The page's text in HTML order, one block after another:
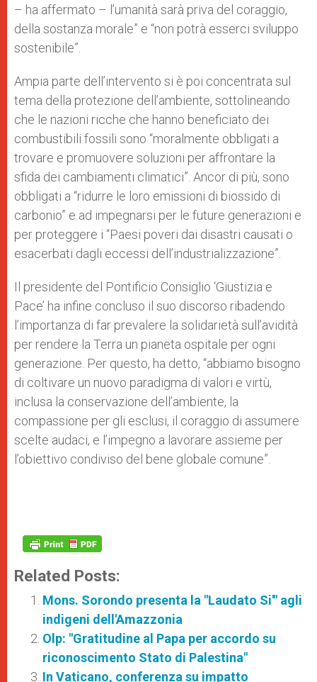
– ha affermato – l’umanità sarà priva del coraggio,
della sostanza morale” e “non potrà esserci sviluppo
sostenibile”.
Ampia parte dell’intervento si è poi concentrata sul
tema della protezione dell’ambiente, sottolineando
che le nazioni ricche che hanno beneficiato dei
combustibili fossili sono “moralmente obbligati a
trovare e promuovere soluzioni per affrontare la
sfida dei cambiamenti climatici”. Ancor di più, sono
obbligati a “ridurre le loro emissioni di biossido di
carbonio” e ad impegnarsi per le future generazioni e
per proteggere i “Paesi poveri dai disastri causati o
esacerbati dagli eccessi dell’industrializzazione”.
Il presidente del Pontificio Consiglio ‘Giustizia e
Pace’ ha infine concluso il suo discorso ribadendo
l’importanza di far prevalere la solidarietà sull’avidità
per rendere la Terra un pianeta ospitale per ogni
generazione. Per questo, ha detto, “abbiamo bisogno
di coltivare un nuovo paradigma di valori e virtù,
inclusa la conservazione dell’ambiente, la
compassione per gli esclusi, il coraggio di assumere
scelte audaci, e l’impegno a lavorare assieme per
l’obiettivo condiviso del bene globale comune”.
Related Posts:
Mons. Sorondo presenta la "Laudato Si'" agli
indigeni dell'Amazzonia
Olp: "Gratitudine al Papa per accordo su
riconoscimento Stato di Palestina"
In Vaticano, conferenza su impatto